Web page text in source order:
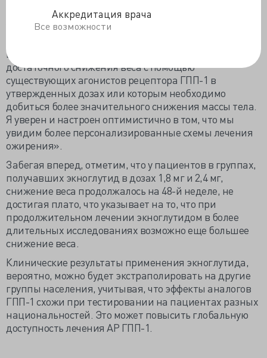
Аккредитация врача
Все возможности
Учитывая высокую эффективность экноглутида и
вариантом для людей, которые не достигают
достаточного снижения веса с помощью
существующих агонистов рецептора ГПП-1 в
утвержденных дозах или которым необходимо
добиться более значительного снижения массы тела.
Я уверен и настроен оптимистично в том, что мы
увидим более персонализированные схемы лечения
ожирения».
Забегая вперед, отметим, что у пациентов в группах,
получавших экноглутид в дозах 1,8 мг и 2,4 мг,
снижение веса продолжалось на 48-й неделе, не
достигая плато, что указывает на то, что при
продолжительном лечении экноглутидом в более
длительных исследованиях возможно еще большее
снижение веса.
Клинические результаты применения экноглутида,
вероятно, можно будет экстраполировать на другие
группы населения, учитывая, что эффекты аналогов
ГПП-1 схожи при тестировании на пациентах разных
национальностей. Это может повысить глобальную
доступность лечения АР ГПП-1.